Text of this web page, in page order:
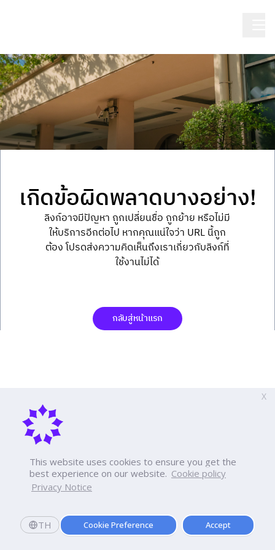
This website uses cookies to ensure you get the
best experience on our website. Cookie policy
Privacy Notice
TH Cookie Preference Accept
X
เกิดข้อผิดพลาดบางอย่าง!
ลิงก์อาจมีปัญหา ถูกเปลี่ยนชื่อ ถูกย้าย หรือไม่มี
ให้บริการอีกต่อไป หากคุณแน่ใจว่า URL นี้ถูก
ต้อง โปรดส่งความคิดเห็นถึงเราเกี่ยวกับลิงก์ที่
ใช้งานไม่ได้
กลับสู่หน้าแรก